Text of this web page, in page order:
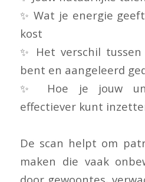
✨ Wat je energie
kost
✨ Het verschil
bent en aangeleerd
✨ Hoe je jouw
effectiever kunt
De scan helpt om
maken die vaak